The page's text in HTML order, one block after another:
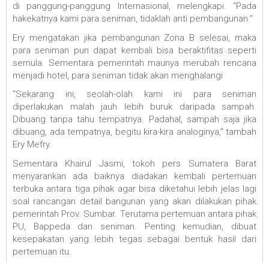
di panggung-panggung Internasional, melengkapi. “Pada
hakekatnya kami para seniman, tidaklah anti pembangunan.”
Ery mengatakan jika pembangunan Zona B selesai, maka
para seniman pun dapat kembali bisa beraktifitas seperti
semula. Sementara pemerintah maunya merubah rencana
menjadi hotel, para seniman tidak akan menghalangi
“Sekarang ini, seolah-olah kami ini para seniman
diperlakukan malah jauh lebih buruk daripada sampah.
Dibuang tanpa tahu tempatnya. Padahal, sampah saja jika
dibuang, ada tempatnya, begitu kira-kira analoginya,” tambah
Ery Mefry.
Sementara Khairul Jasmi, tokoh pers Sumatera Barat
menyarankan ada baiknya diadakan kembali pertemuan
terbuka antara tiga pihak agar bisa diketahui lebih jelas lagi
soal rancangan detail bangunan yang akan dilakukan pihak
pemerintah Prov. Sumbar. Terutama pertemuan antara pihak
PU, Bappeda dan seniman. Penting kemudian, dibuat
kesepakatan yang lebih tegas sebagai bentuk hasil dari
pertemuan itu.